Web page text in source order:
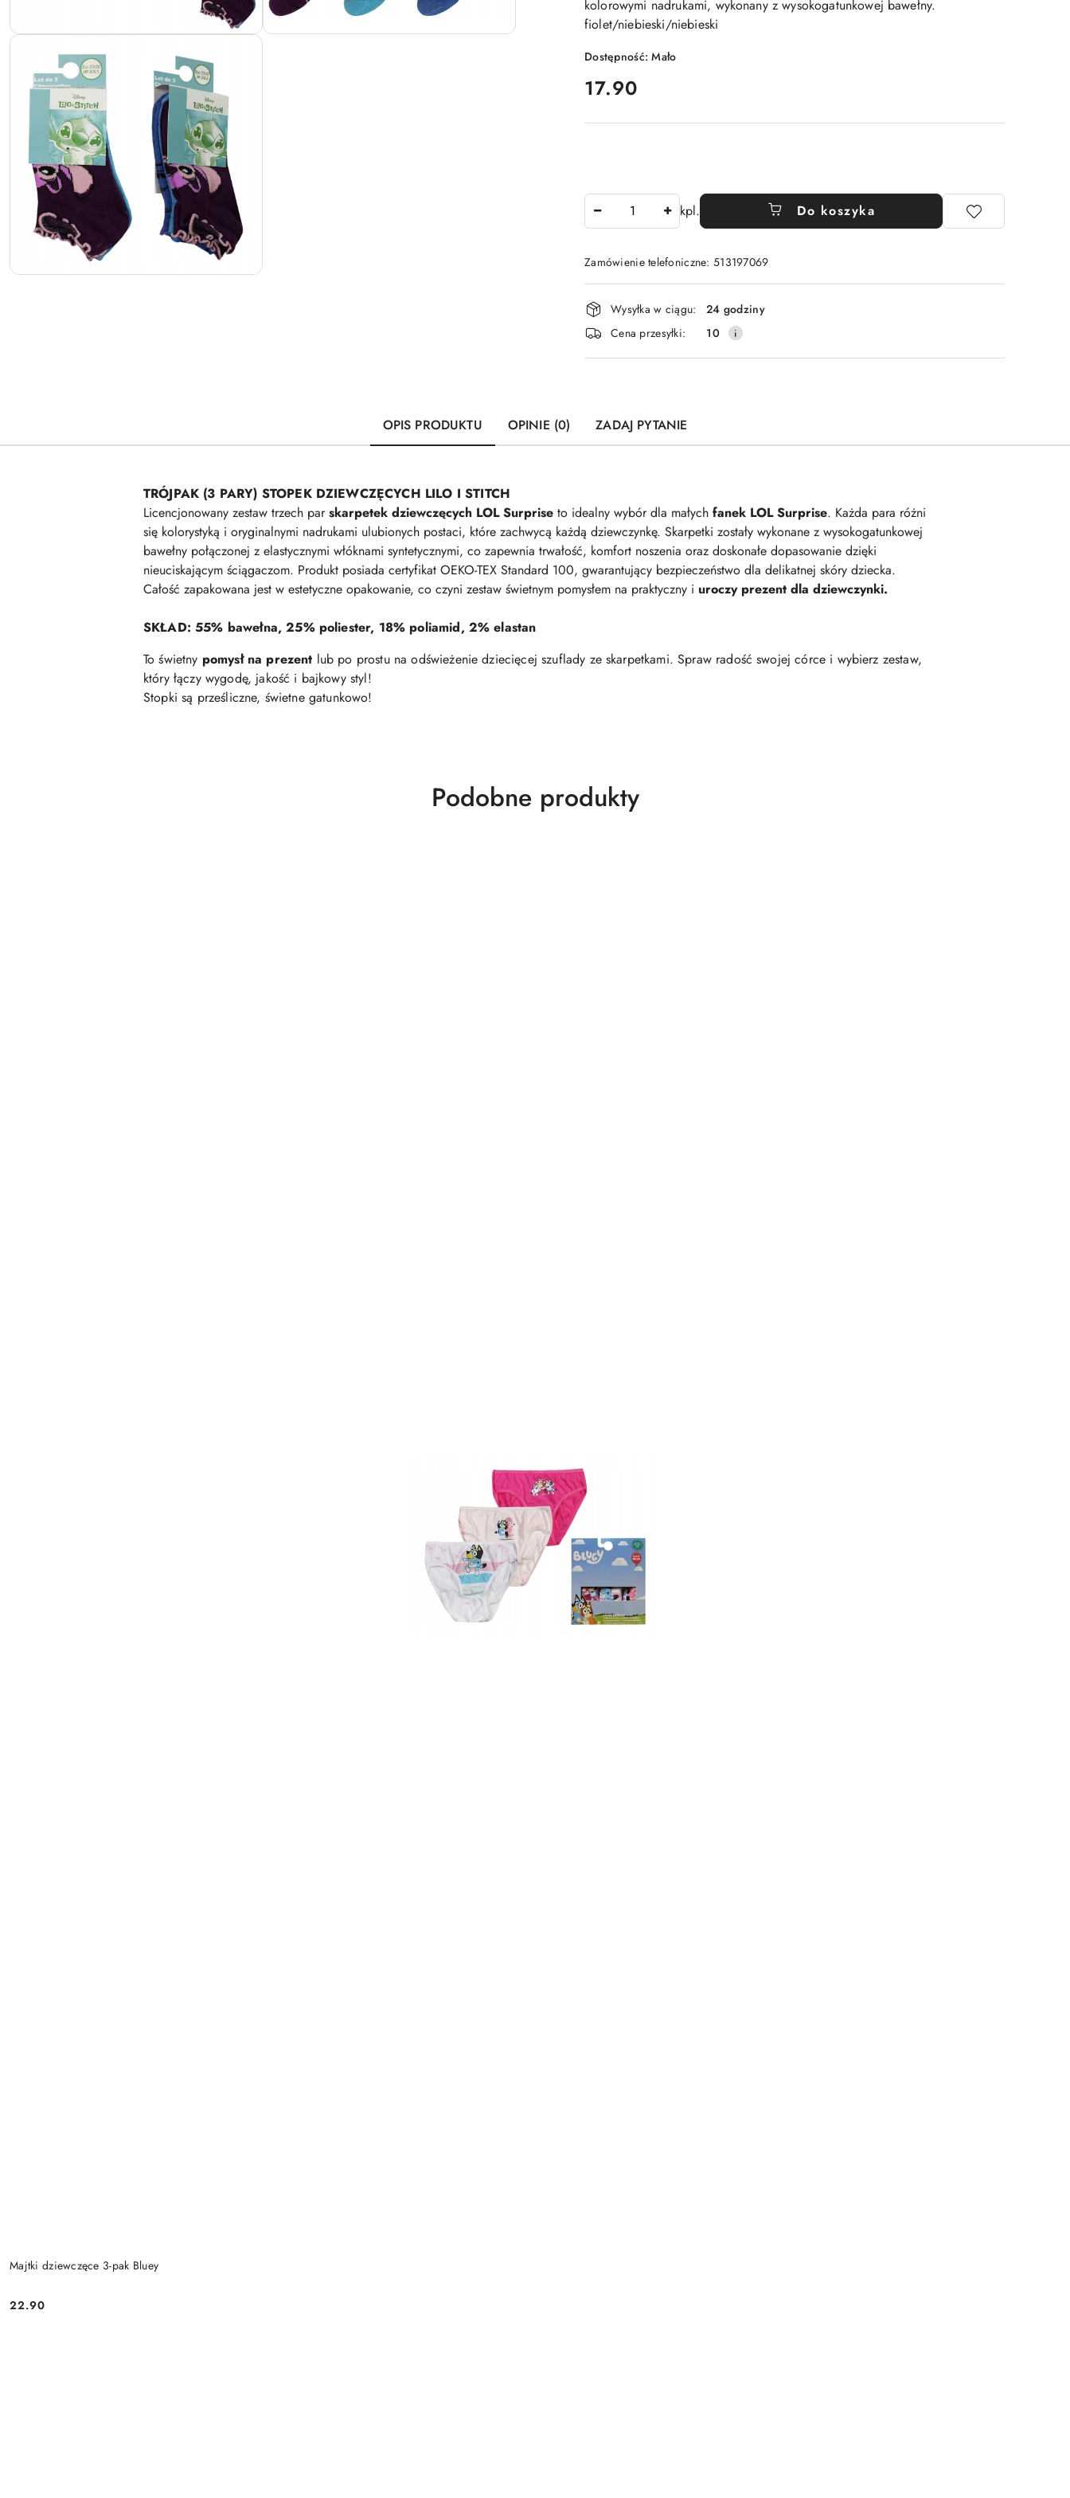
kolorowymi nadrukami, wykonany z wysokogatunkowej bawełny.
fiolet/niebieski/niebieski
Dostępność:Mało
cena:
17.90
kpl. Do koszyka
Zamówienie telefoniczne: 513197069
Dostępność
i
dostawa
Wysyłka w ciągu:
24 godziny
Cena przesyłki:
10
OPIS PRODUKTU OPINIE (0) ZADAJ PYTANIE
TRÓJPAK (3 PARY) STOPEK DZIEWCZĘCYCH LILO I STITCH
Licencjonowany zestaw trzech parskarpetek dziewczęcych LOL Surprise to idealny wybór dla małych fanek LOL Surprise. Każda para różni
się kolorystyką i oryginalnymi nadrukami ulubionych postaci, które zachwycą każdą dziewczynkę. Skarpetki zostały wykonane z wysokogatunkowej
bawełny połączonej z elastycznymi włóknami syntetycznymi, co zapewnia trwałość, komfort noszenia oraz doskonałe dopasowanie dzięki
nieuciskającym ściągaczom. Produkt posiada certyfikat OEKO-TEX Standard 100, gwarantujący bezpieczeństwo dla delikatnej skóry dziecka.
Całość zapakowana jest w estetyczne opakowanie, co czyni zestaw świetnym pomysłem na praktyczny i uroczy prezent dla dziewczynki.
SKŁAD: 55% bawełna, 25% poliester, 18% poliamid, 2% elastan
To świetny pomysł na prezent lub po prostu na odświeżenie dziecięcej szuflady ze skarpetkami. Spraw radość swojej córce i wybierz zestaw,
który łączy wygodę, jakość i bajkowy styl!
Stopki są prześliczne, świetne gatunkowo!
Produkty
Podobne produkty
Majtki dziewczęce 3-pak Bluey
Cena:
22.90